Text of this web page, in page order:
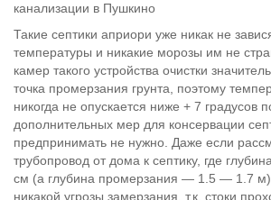
канализации в Пушкино
Такие септики априори уже никак не
температуры и никакие морозы им не
камер такого устройства очистки
точка промерзания грунта, поэтому
никогда не опускается ниже + 7 градусов
дополнительных мер для консервации
предпринимать не нужно. Даже если
трубопровод от дома к септику, где
см (а глубина промерзания — 1.5 — 1.7
никакой угрозы замерзания, т.к. стоки